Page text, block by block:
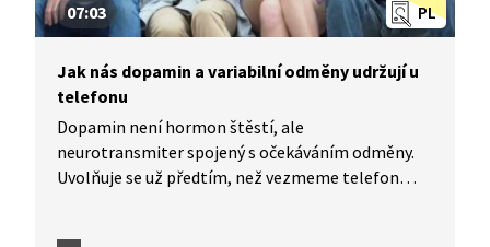
PL
07:03
Jak nás dopamin a variabilní odměny udržují u
telefonu
Dopamin není hormon štěstí, ale
neurotransmiter spojený s očekáváním odměny.
Uvolňuje se už předtím, než vezmeme telefon